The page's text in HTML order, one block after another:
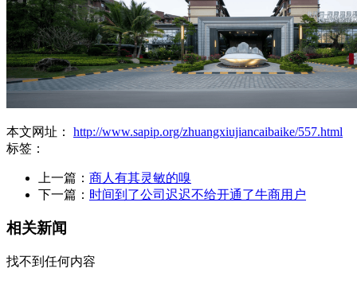
本文网址： http://www.sapip.org/zhuangxiujiancaibaike/557.html
标签：
上一篇： 商人有其灵敏的嗅
下一篇： 时间到了公司迟迟不给开通了牛商用户
相关新闻
找不到任何内容